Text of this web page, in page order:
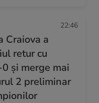
22:46
Craiova a
retur cu
și merge mai
2 preliminar